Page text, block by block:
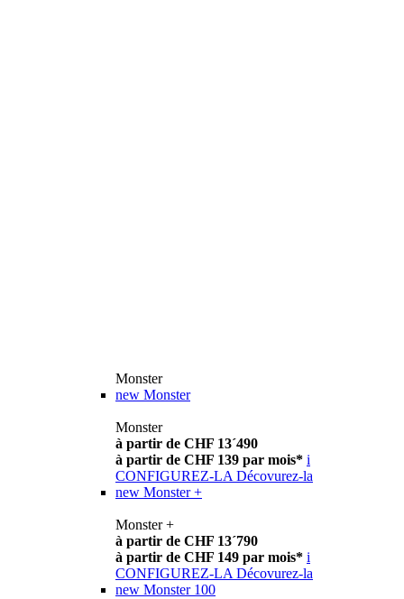
Monster
new Monster
Monster
à partir de CHF 13´490
à partir de CHF 139 par mois* i
CONFIGUREZ-LA Décovurez-la
new Monster +
Monster +
à partir de CHF 13´790
à partir de CHF 149 par mois* i
CONFIGUREZ-LA Décovurez-la
new Monster 100